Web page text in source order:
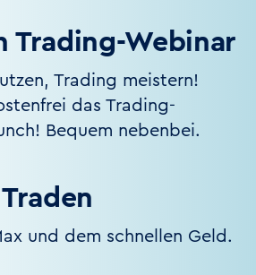
Trading-Webinar
Trading meistern!
das Trading-
Bequem nebenbei.
und dem schnellen Geld.